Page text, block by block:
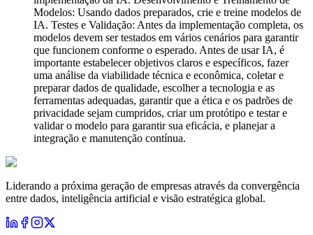
Liderando a próxima geração de empresas através da convergência
entre dados, inteligência artificial e visão estratégica global.